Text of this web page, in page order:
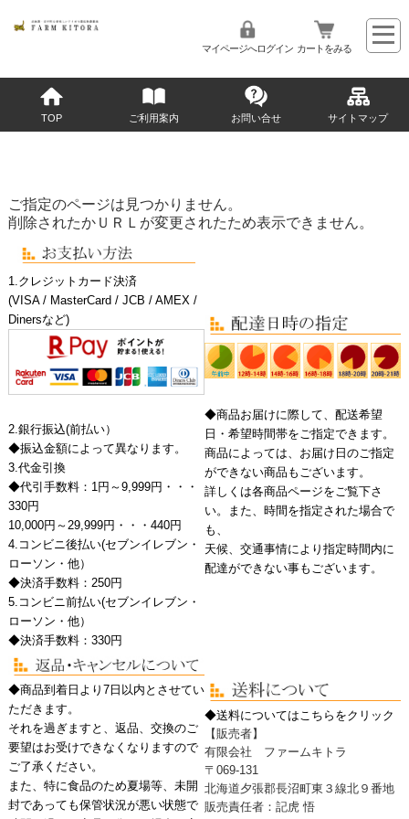
マイページへログイン カートをみる
TOP ご利用案内 お問い合せ サイトマップ
ご指定のページは見つかりません。
削除されたかＵＲＬが変更されたため表示できません。
1.クレジットカード決済
(VISA / MasterCard / JCB / AMEX /
Dinersなど)
2.銀行振込(前払い）
◆振込金額によって異なります。
3.代金引換
◆代引手数料：1円～9,999円・・・
330円
10,000円～29,999円・・・440円
4.コンビニ後払い(セブンイレブン・
ローソン・他）
◆決済手数料：250円
5.コンビニ前払い(セブンイレブン・
ローソン・他）
◆決済手数料：330円
◆商品お届けに際して、配送希望
日・希望時間帯をご指定できます。
商品によっては、お届け日のご指定
ができない商品もございます。
詳しくは各商品ページをご覧下さ
い。また、時間を指定された場合で
も、
天候、交通事情により指定時間内に
配達ができない事もございます。
◆商品到着日より7日以内とさせてい
ただきます。
それを過ぎますと、返品、交換のご
要望はお受けできなくなりますので
ご了承ください。
また、特に食品のため夏場等、未開
封であっても保管状況が悪い状態で
◆送料についてはこちらをクリック
【販売者】
有限会社 ファームキトラ
〒069-131
北海道夕張郡長沼町東３線北９番地
販売責任者：記虎 悟